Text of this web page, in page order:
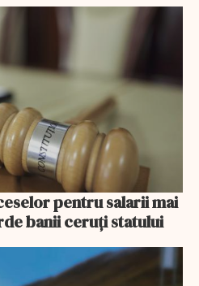
pentru salarii mai
banii ceruți statului